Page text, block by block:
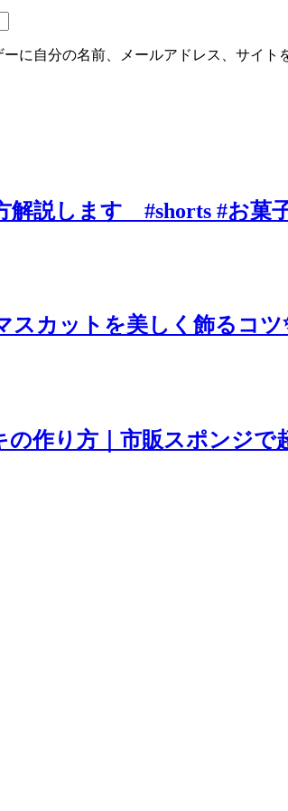
に自分の名前、メールアドレス、サイト
解説します #shorts #お菓
カットを美しく飾るコ
の作り方｜市販スポンジで